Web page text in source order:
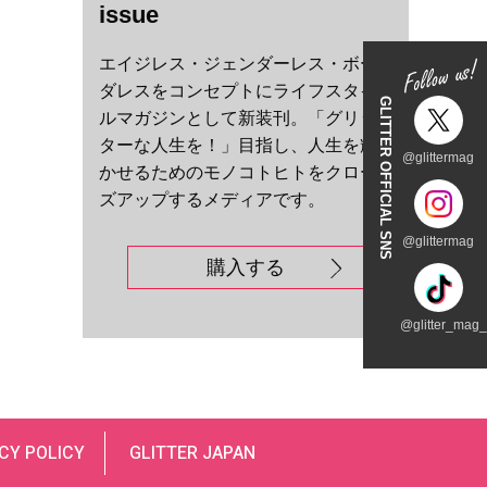
GLITTER OFFICIAL SNS @glittermag
@glittermag
issue
エイジレス・ジェンダーレス・ボー
ダレスをコンセプトにライフスタイ
ルマガジンとして新装刊。「グリッ
ターな人生を！」目指し、人生を輝
かせるためのモノコトヒトをクロー
ズアップするメディアです。
購入する
POLICY GLITTER JAPAN